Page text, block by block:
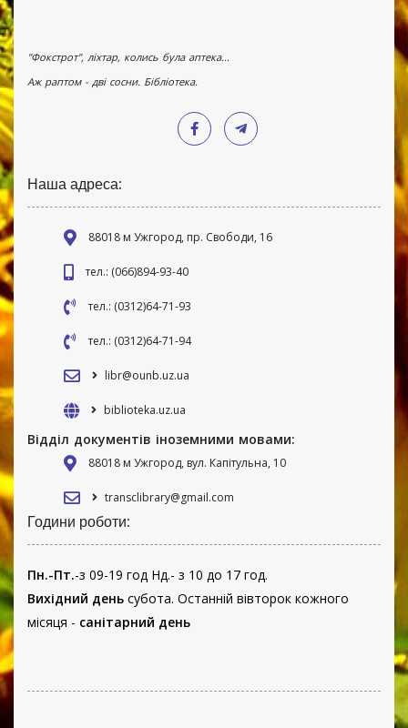
"Фокстрот", ліхтар, колись була аптека...
Аж раптом - дві сосни. Бібліотека.
Наша адреса:
88018 м Ужгород, пр. Свободи, 16
тел.: (066)894-93-40
тел.: (0312)64-71-93
тел.: (0312)64-71-94
libr@ounb.uz.ua
biblioteka.uz.ua
Відділ документів іноземними мовами:
88018 м Ужгород, вул. Капітульна, 10
transclibrary@gmail.com
Години роботи:
Пн.-Пт.-з 09-19 год Нд.- з 10 до 17 год.
Вихідний день субота. Останній вівторок кожного
місяця - санітарний день